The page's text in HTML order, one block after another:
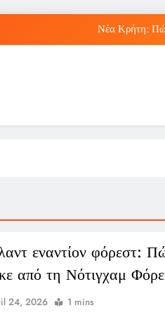
Νέα Κρήτη:
Νέα Κρήτη:
Μπέσσυ
εναντίον φόρεστ:
από τη Νότιγχαμ
24, 2026 1 mins